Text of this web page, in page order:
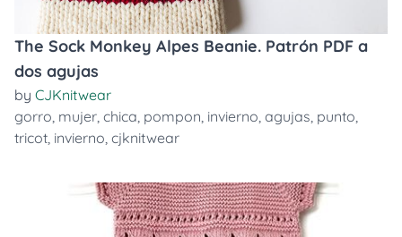
The Sock Monkey Alpes Beanie. Patrón PDF a
dos agujas
by CJKnitwear
gorro, mujer, chica, pompon, invierno, agujas, punto,
tricot, invierno, cjknitwear